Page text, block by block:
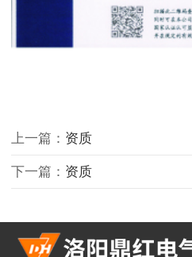
上一篇： 资质
下一篇： 资质